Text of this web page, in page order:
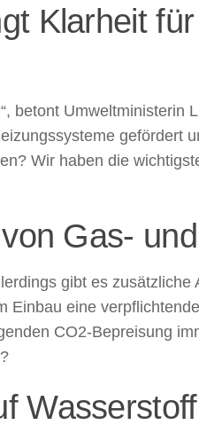
Klarheit für
betont Umweltministerin
gefördert
Wir haben die
Gas-
gibt es zusätzliche
eine
CO2-Bepreisung